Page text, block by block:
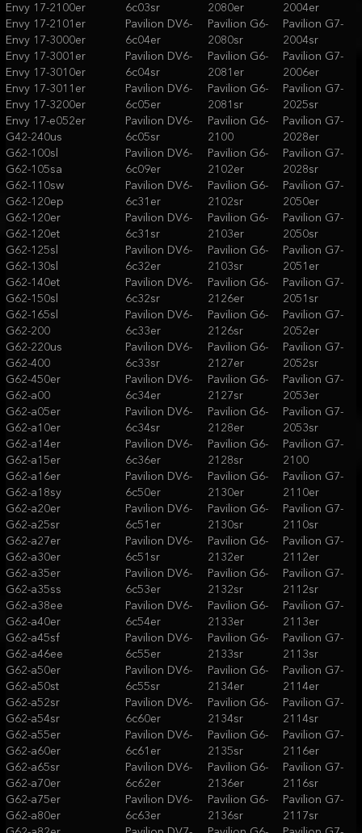
Envy 17-2100er
Envy 17-2101er
Envy 17-3000er
Envy 17-3001er
Envy 17-3010er
Envy 17-3011er
Envy 17-3200er
Envy 17-e052er
G42-240us
G62-100sl
G62-105sa
G62-110sw
G62-120ep
G62-120er
G62-120et
G62-125sl
G62-130sl
G62-140et
G62-150sl
G62-165sl
G62-200
G62-220us
G62-400
G62-450er
G62-a00
G62-a05er
G62-a10er
G62-a14er
G62-a15er
G62-a16er
G62-a18sy
G62-a20er
G62-a25sr
G62-a27er
G62-a30er
G62-a35er
G62-a35ss
G62-a38ee
G62-a40er
G62-a45sf
G62-a46ee
G62-a50er
G62-a50st
G62-a52sr
G62-a54sr
G62-a55er
G62-a60er
G62-a65sr
G62-a70er
G62-a75er
G62-a80er
6c03sr
Pavilion DV6-
6c04er
Pavilion DV6-
6c04sr
Pavilion DV6-
6c05er
Pavilion DV6-
6c05sr
Pavilion DV6-
6c09er
Pavilion DV6-
6c31er
Pavilion DV6-
6c31sr
Pavilion DV6-
6c32er
Pavilion DV6-
6c32sr
Pavilion DV6-
6c33er
Pavilion DV6-
6c33sr
Pavilion DV6-
6c34er
Pavilion DV6-
6c34sr
Pavilion DV6-
6c36er
Pavilion DV6-
6c50er
Pavilion DV6-
6c51er
Pavilion DV6-
6c51sr
Pavilion DV6-
6c53er
Pavilion DV6-
6c54er
Pavilion DV6-
6c55er
Pavilion DV6-
6c55sr
Pavilion DV6-
6c60er
Pavilion DV6-
6c61er
Pavilion DV6-
6c62er
Pavilion DV6-
6c63er
2080er
Pavilion G6-
2080sr
Pavilion G6-
2081er
Pavilion G6-
2081sr
Pavilion G6-
2100
Pavilion G6-
2102er
Pavilion G6-
2102sr
Pavilion G6-
2103er
Pavilion G6-
2103sr
Pavilion G6-
2126er
Pavilion G6-
2126sr
Pavilion G6-
2127er
Pavilion G6-
2127sr
Pavilion G6-
2128er
Pavilion G6-
2128sr
Pavilion G6-
2130er
Pavilion G6-
2130sr
Pavilion G6-
2132er
Pavilion G6-
2132sr
Pavilion G6-
2133er
Pavilion G6-
2133sr
Pavilion G6-
2134er
Pavilion G6-
2134sr
Pavilion G6-
2135sr
Pavilion G6-
2136er
Pavilion G6-
2136sr
2004er
Pavilion G7-
2004sr
Pavilion G7-
2006er
Pavilion G7-
2025sr
Pavilion G7-
2028er
Pavilion G7-
2028sr
Pavilion G7-
2050er
Pavilion G7-
2050sr
Pavilion G7-
2051er
Pavilion G7-
2051sr
Pavilion G7-
2052er
Pavilion G7-
2052sr
Pavilion G7-
2053er
Pavilion G7-
2053sr
Pavilion G7-
2100
Pavilion G7-
2110er
Pavilion G7-
2110sr
Pavilion G7-
2112er
Pavilion G7-
2112sr
Pavilion G7-
2113er
Pavilion G7-
2113sr
Pavilion G7-
2114er
Pavilion G7-
2114sr
Pavilion G7-
2116er
Pavilion G7-
2116sr
Pavilion G7-
2117sr